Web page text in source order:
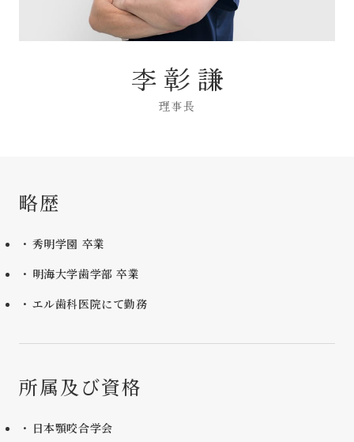
048-521-0001
9:00-13:00／14:30-18:30
李 彰 謙
理事長
略歴
秀明学園 卒業
明海大学歯学部 卒業
エル歯科医院にて勤務
所属及び資格
日本顎咬合学会